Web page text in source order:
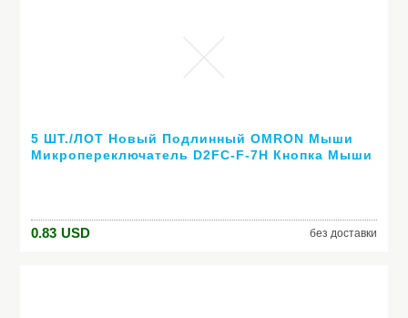
5 ШТ./ЛОТ Новый Подлинный OMRON Мыши
Микропереключатель D2FC-F-7Н Кнопка Мыши
0.83 USD без доставки